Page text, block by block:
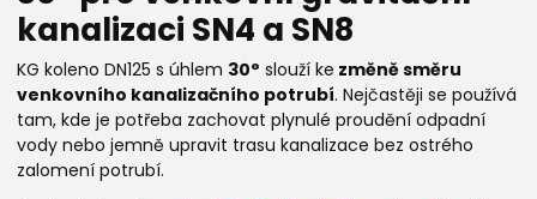
kanalizaci SN4 a SN8
KG koleno DN125 s úhlem 30° slouží ke změně směru
venkovního kanalizačního potrubí. Nejčastěji se používá
tam, kde je potřeba zachovat plynulé proudění odpadní
vody nebo jemně upravit trasu kanalizace bez ostrého
zalomení potrubí.